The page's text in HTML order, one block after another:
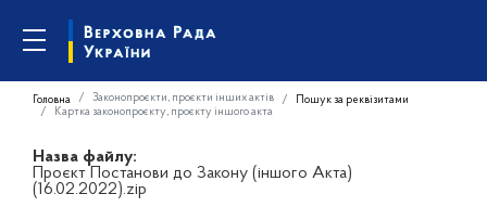
Головна Законопроєкти, проєкти інших актів
Пошук за реквізитами
Картка законопроєкту, проєкту іншого акта
Назва файлу:
Проєкт Постанови до Закону (іншого Акта)
(16.02.2022).zip